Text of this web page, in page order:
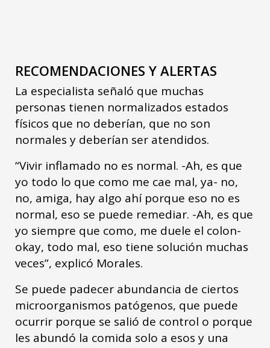
RECOMENDACIONES Y ALERTAS
La especialista señaló que muchas
personas tienen normalizados estados
físicos que no deberían, que no son
normales y deberían ser atendidos.
“Vivir inflamado no es normal. -Ah, es que
yo todo lo que como me cae mal, ya- no,
no, amiga, hay algo ahí porque eso no es
normal, eso se puede remediar. -Ah, es que
yo siempre que como, me duele el colon-
okay, todo mal, eso tiene solución muchas
veces”, explicó Morales.
Se puede padecer abundancia de ciertos
microorganismos patógenos, que puede
ocurrir porque se salió de control o porque
les abundó la comida solo a esos y una